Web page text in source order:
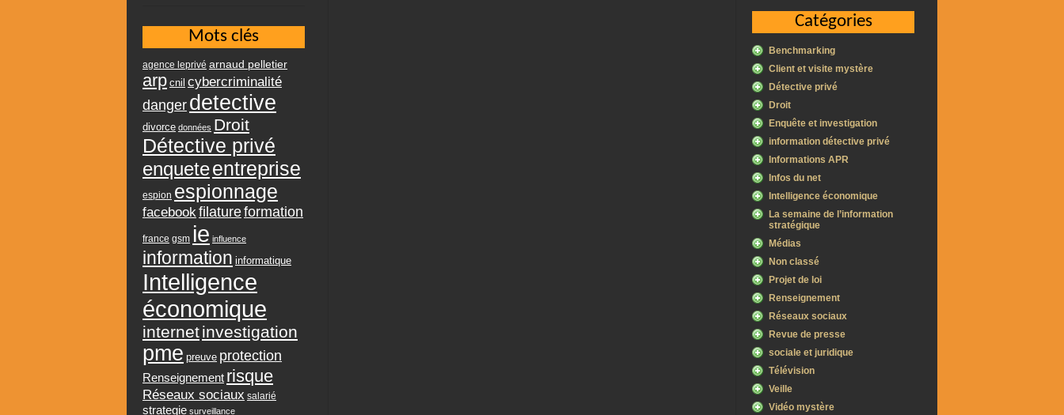
Catégories
Benchmarking
Client et visite mystère
Détective privé
Droit
Enquête et investigation
information détective privé
Informations APR
Infos du net
Intelligence économique
La semaine de l’information
stratégique
Médias
Non classé
Projet de loi
Renseignement
Réseaux sociaux
Revue de presse
sociale et juridique
Télévision
Veille
Vidéo mystère
Mots clés
agence leprivé arnaud pelletier
arp cnil cybercriminalité
danger detective
divorce données Droit
Détective privé
enqueteentreprise
espion espionnage
facebookfilatureformation
france gsm ie influence
information informatique
Intelligence
économique
internetinvestigation
pme preuve protection
Renseignement risque
Réseaux sociaux salarié
strategie surveillance